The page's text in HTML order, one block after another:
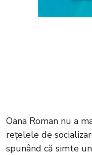
Oana Roman nu a
rețelele de
spunând că simte